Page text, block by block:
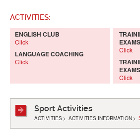
ACTIVITIES:
ENGLISH CLUB
Click
LANGUAGE COACHING
Click
Click
Click
Sport Activities
ACTIVITIES > ACTIVITIES INFORMATION >